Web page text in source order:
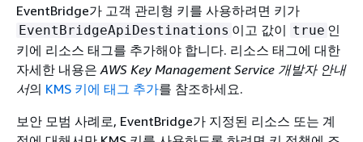
EventBridge가 고객 관리형 키를 사용하려면 키가
EventBridgeApiDestinations 이고 값이 true 인
키에 리소스 태그를 추가해야 합니다. 리소스 태그에 대한
자세한 내용은 AWS Key Management Service 개발자 안내
서의 KMS 키에 태그 추가를 참조하세요.
보안 모범 사례로, EventBridge가 지정된 리소스 또는 계